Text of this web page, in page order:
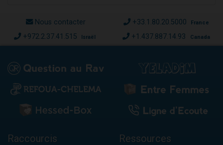
Nous contacter +33.1.80.20.5000 France
+972.2.37.41.515 Israël +1.437.887.14.93 Canada
Raccourcis Ressources